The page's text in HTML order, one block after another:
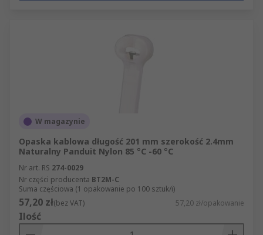
W magazynie
Opaska kablowa długość 201 mm szerokość 2.4mm
Naturalny Panduit Nylon 85 °C -60 °C
Nr art. RS 274-0029
Nr części producenta BT2M-C
Suma częściowa (1 opakowanie po 100 sztuk/i)
57,20 zł(bez VAT) 57,20 zł/opakowanie
Ilość